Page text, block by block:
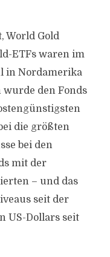
World Gold
ETFs waren im
in Nordamerika
wurde den Fonds
die größten
bei den
mit der
– und das
seit der
US-Dollars seit